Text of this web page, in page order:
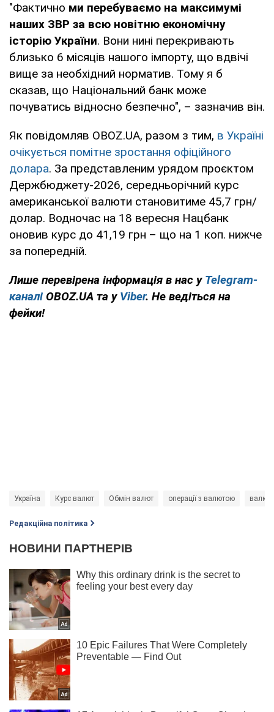
"Фактично ми перебуваємо на максимумі
наших ЗВР за всю новітню економічну
історію України. Вони нині перекривають
близько 6 місяців нашого імпорту, що вдвічі
вище за необхідний норматив. Тому я б
сказав, що Національний банк може
почуватись відносно безпечно", – зазначив він.
Як повідомляв OBOZ.UA, разом з тим, в Україні
очікується помітне зростання офіційного
долара. За представленим урядом проєктом
Держбюджету-2026, середньорічний курс
американської валюти становитиме 45,7 грн/
долар. Водночас на 18 вересня Нацбанк
оновив курс до 41,19 грн – що на 1 коп. нижче
за попередній.
Лише перевірена інформація в нас у Telegram-
каналі OBOZ.UA та у Viber. Не ведіться на
фейки!
Україна Курс валют Обмін валют операції з валютою
Редакційна політика